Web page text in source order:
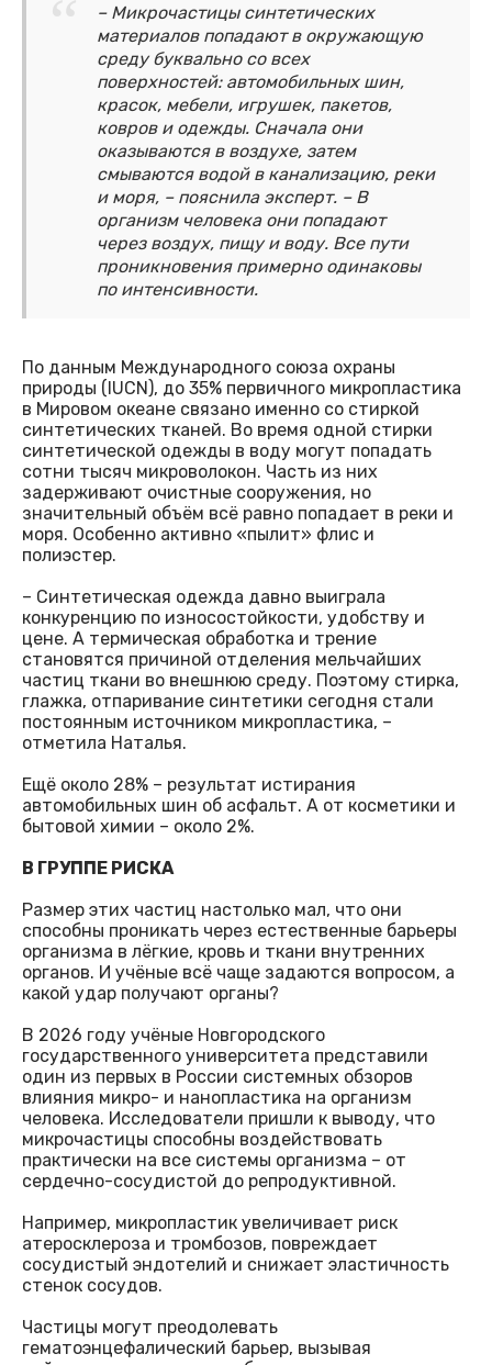
– Микрочастицы синтетических
материалов попадают в окружающую
среду буквально со всех
поверхностей: автомобильных шин,
красок, мебели, игрушек, пакетов,
ковров и одежды. Сначала они
оказываются в воздухе, затем
смываются водой в канализацию, реки
и моря, – пояснила эксперт. – В
организм человека они попадают
через воздух, пищу и воду. Все пути
проникновения примерно одинаковы
по интенсивности.
По данным Международного союза охраны
природы (IUCN), до 35% первичного микропластика
в Мировом океане связано именно со стиркой
синтетических тканей. Во время одной стирки
синтетической одежды в воду могут попадать
сотни тысяч микроволокон. Часть из них
задерживают очистные сооружения, но
значительный объём всё равно попадает в реки и
моря. Особенно активно «пылит» флис и
полиэстер.
– Синтетическая одежда давно выиграла
конкуренцию по износостойкости, удобству и
цене. А термическая обработка и трение
становятся причиной отделения мельчайших
частиц ткани во внешнюю среду. Поэтому стирка,
глажка, отпаривание синтетики сегодня стали
постоянным источником микропластика, –
отметила Наталья.
Ещё около 28% – результат истирания
автомобильных шин об асфальт. А от косметики и
бытовой химии – около 2%.
В ГРУППЕ РИСКА
Размер этих частиц настолько мал, что они
способны проникать через естественные барьеры
организма в лёгкие, кровь и ткани внутренних
органов. И учёные всё чаще задаются вопросом, а
какой удар получают органы?
В 2026 году учёные Новгородского
государственного университета представили
один из первых в России системных обзоров
влияния микро- и нанопластика на организм
человека. Исследователи пришли к выводу, что
микрочастицы способны воздействовать
практически на все системы организма – от
сердечно-сосудистой до репродуктивной.
Например, микропластик увеличивает риск
атеросклероза и тромбозов, повреждает
сосудистый эндотелий и снижает эластичность
стенок сосудов.
Частицы могут преодолевать
гематоэнцефалический барьер, вызывая